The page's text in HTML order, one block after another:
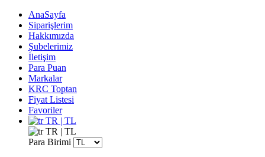
AnaSayfa
Siparişlerim
Hakkımızda
Şubelerimiz
İletişim
Para Puan
Markalar
KRC Toptan
Fiyat Listesi
Favoriler
TR | TL
TR | TL
Para Birimi